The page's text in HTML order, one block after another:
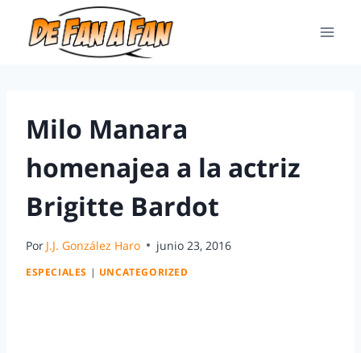
Milo Manara
homenajea a la actriz
Brigitte Bardot
Por J.J. González Haro junio 23, 2016
ESPECIALES | UNCATEGORIZED